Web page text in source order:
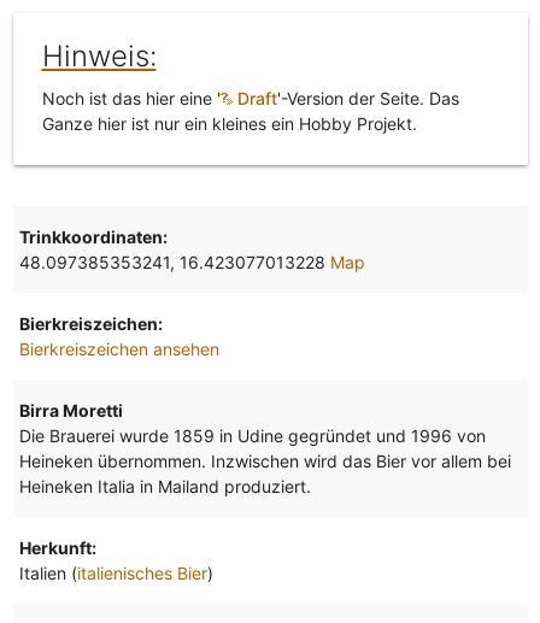
Hinweis:
Noch ist das hier eine ' Draft'-Version der Seite. Das
Ganze hier ist nur ein kleines ein Hobby Projekt.
Trinkkoordinaten:
48.097385353241, 16.423077013228 Map
Bierkreiszeichen:
Bierkreiszeichen ansehen
Birra Moretti
Die Brauerei wurde 1859 in Udine gegründet und 1996 von
Heineken übernommen. Inzwischen wird das Bier vor allem bei
Heineken Italia in Mailand produziert.
Herkunft:
Italien (italienisches Bier)